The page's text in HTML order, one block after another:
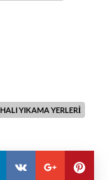
YIKAMA YERLERI